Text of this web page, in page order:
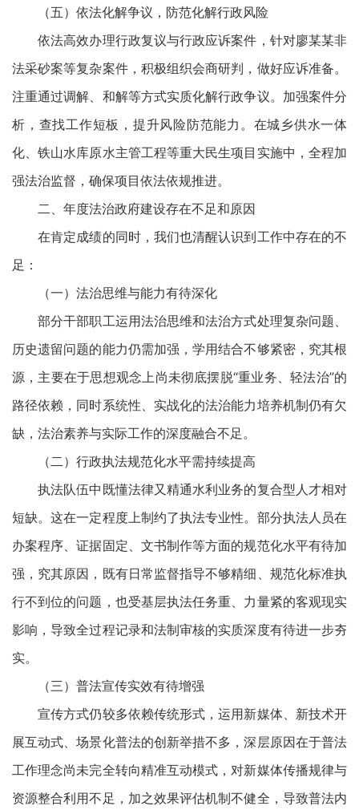
（五）依法化解争议，防范化解行政风险
依法高效办理行政复议与行政应诉案件，针对廖某某非
法采砂案等复杂案件，积极组织会商研判，做好应诉准备。
注重通过调解、和解等方式实质化解行政争议。加强案件分
析，查找工作短板，提升风险防范能力。在城乡供水一体
化、铁山水库原水主管工程等重大民生项目实施中，全程加
强法治监督，确保项目依法依规推进。
二、年度法治政府建设存在不足和原因
在肯定成绩的同时，我们也清醒认识到工作中存在的不
足：
（一）法治思维与能力有待深化
部分干部职工运用法治思维和法治方式处理复杂问题、
历史遗留问题的能力仍需加强，学用结合不够紧密，究其根
源，主要在于思想观念上尚未彻底摆脱“重业务、轻法治”的
路径依赖，同时系统性、实战化的法治能力培养机制仍有欠
缺，法治素养与实际工作的深度融合不足。
（二）行政执法规范化水平需持续提高
执法队伍中既懂法律又精通水利业务的复合型人才相对
短缺。这在一定程度上制约了执法专业性。部分执法人员在
办案程序、证据固定、文书制作等方面的规范化水平有待加
强，究其原因，既有日常监督指导不够精细、规范化标准执
行不到位的问题，也受基层执法任务重、力量紧的客观现实
影响，导致全过程记录和法制审核的实质深度有待进一步夯
实。
（三）普法宣传实效有待增强
宣传方式仍较多依赖传统形式，运用新媒体、新技术开
展互动式、场景化普法的创新举措不多，深层原因在于普法
工作理念尚未完全转向精准互动模式，对新媒体传播规律与
资源整合利用不足，加之效果评估机制不健全，导致普法内